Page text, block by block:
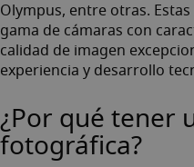
Olympus, entre otras.
gama de cámaras con
calidad de imagen
experiencia y desarrollo
¿Por qué tener
fotográfica?